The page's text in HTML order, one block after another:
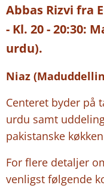
Abbas Rizvi fra
- Kl. 20 - 20:30:
urdu).
Niaz
Centeret byder på
urdu samt
pakistanske
For flere detaljer
venligst følgende